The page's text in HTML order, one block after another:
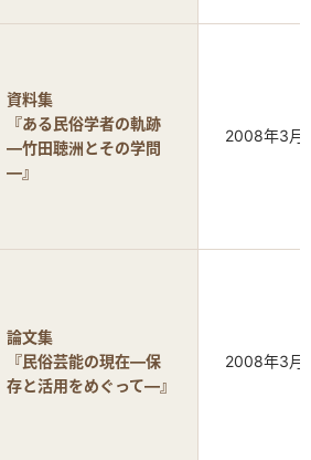
資料集
『ある民俗学者の軌跡
―竹田聴洲とその学問
―』
2008年3月
論文集
『民俗芸能の現在―保
存と活用をめぐって―』
2008年3月